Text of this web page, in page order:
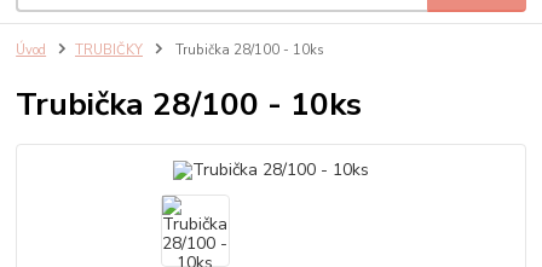
Úvod TRUBIČKY Trubička 28/100 - 10ks
Trubička 28/100 - 10ks